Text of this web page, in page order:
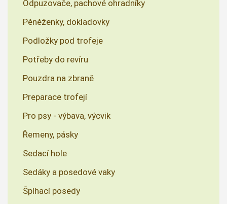
Odpuzovače, pachové ohradníky
Pěněženky, dokladovky
Podložky pod trofeje
Potřeby do revíru
Pouzdra na zbraně
Preparace trofejí
Pro psy - výbava, výcvik
Řemeny, pásky
Sedací hole
Sedáky a posedové vaky
Šplhací posedy